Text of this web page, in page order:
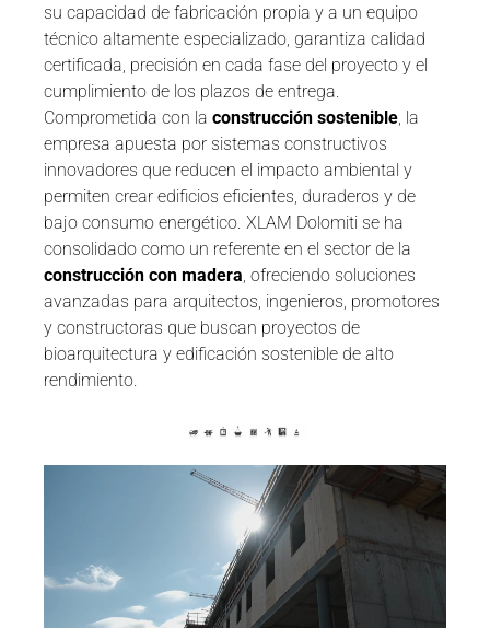
su capacidad de fabricación propia y a un equipo
técnico altamente especializado, garantiza calidad
certificada, precisión en cada fase del proyecto y el
cumplimiento de los plazos de entrega.
Comprometida con la construcción sostenible , la
empresa apuesta por sistemas constructivos
innovadores que reducen el impacto ambiental y
permiten crear edificios eficientes, duraderos y de
bajo consumo energético. XLAM Dolomiti se ha
consolidado como un referente en el sector de la
construcción con madera , ofreciendo soluciones
avanzadas para arquitectos, ingenieros, promotores
y constructoras que buscan proyectos de
bioarquitectura y edificación sostenible de alto
rendimiento.